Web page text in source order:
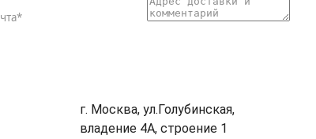
г. Москва, ул.Голубинская,
владение 4А, строение 1